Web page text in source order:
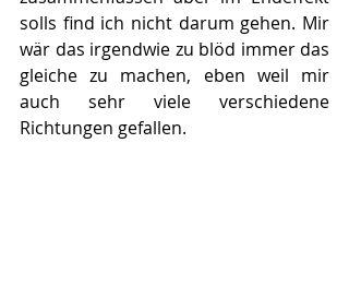
solls find ich nicht darum gehen. Mir
wär das irgendwie zu blöd immer das
gleiche zu machen, eben weil mir
auch sehr viele verschiedene
Richtungen gefallen.